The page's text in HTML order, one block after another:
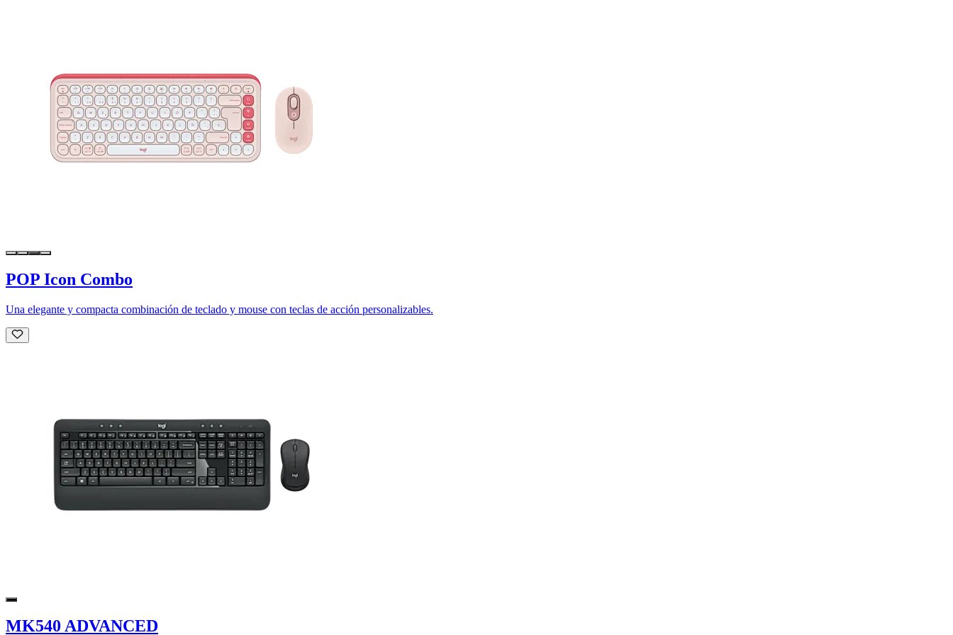
POP Icon Combo
Una elegante y compacta combinación de teclado y mouse con teclas de acción personalizables.
MK540 ADVANCED